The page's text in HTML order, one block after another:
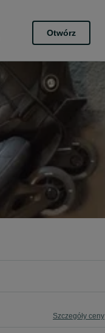
Otwórz
Szczegóły ceny